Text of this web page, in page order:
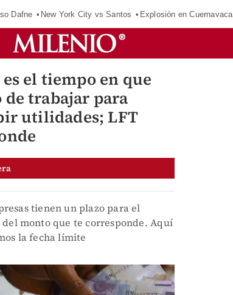
Dafne New York City vs Santos Explosión en Cuernavaca
el tiempo en que
de trabajar para
utilidades; LFT
tienen un plazo para el
monto que te corresponde. Aquí
la fecha límite